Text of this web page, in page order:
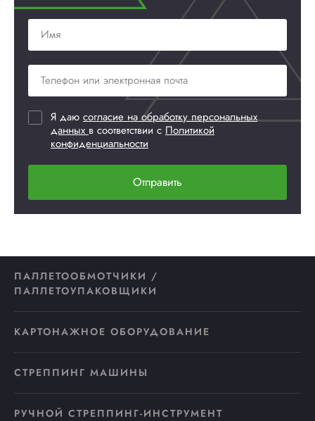
Я даю согласие на обработку персональных
данных в соответствии с Политикой
конфиденциальности
Отправить
ПАЛЛЕТООБМОТЧИКИ /
ПАЛЛЕТОУПАКОВЩИКИ
КАРТОНАЖНОЕ ОБОРУДОВАНИЕ
СТРЕППИНГ МАШИНЫ
РУЧНОЙ СТРЕППИНГ-ИНСТРУМЕНТ